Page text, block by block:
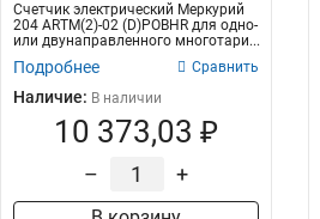
Счетчик электрический Меркурий
204 ARTM(2)-02 (D)POBHR для одно-
или двунаправленного многотари...
Подробнее Сравнить
Наличие: В наличии
10 373,03 ₽
– +